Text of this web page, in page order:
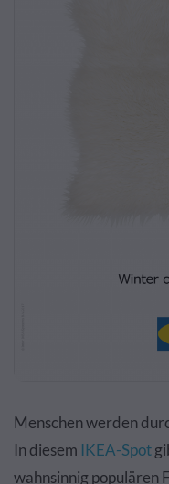
Menschen werden
In diesem IKEA-Spot
wahnsinnig populären